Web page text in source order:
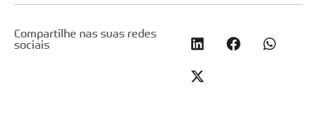
Compartilhe nas suas redes
sociais